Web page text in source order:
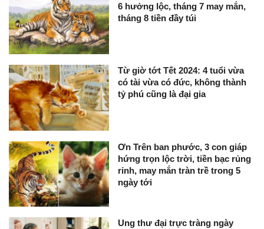
6 hưởng lộc, tháng 7 may mắn,
tháng 8 tiền đầy túi
Từ giờ tớt Tết 2024: 4 tuổi vừa
có tài vừa có đức, không thành
tỷ phú cũng là đại gia
Ơn Trên ban phước, 3 con giáp
hứng trọn lộc trời, tiền bạc rủng
rỉnh, may mắn tràn trề trong 5
ngày tới
Ung thư đại trực tràng ngày